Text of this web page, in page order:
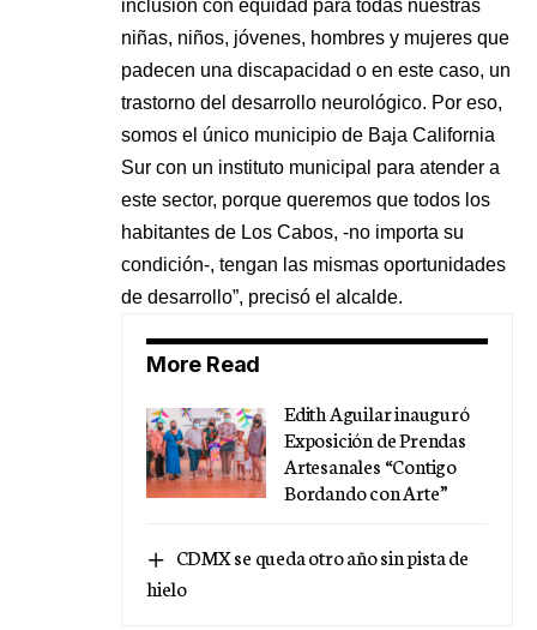
inclusión con equidad para todas nuestras
niñas, niños, jóvenes, hombres y mujeres que
padecen una discapacidad o en este caso, un
trastorno del desarrollo neurológico. Por eso,
somos el único municipio de Baja California
Sur con un instituto municipal para atender a
este sector, porque queremos que todos los
habitantes de Los Cabos, -no importa su
condición-, tengan las mismas oportunidades
de desarrollo”, precisó el alcalde.
More Read
Edith Aguilar inauguró
Exposición de Prendas
Artesanales “Contigo
Bordando con Arte”
CDMX se queda otro año sin pista de
hielo